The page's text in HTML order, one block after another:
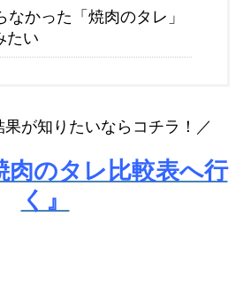
なかった「焼肉のタレ」
たい
が知りたいならコチラ！／
肉のタレ比較表へ行
く』